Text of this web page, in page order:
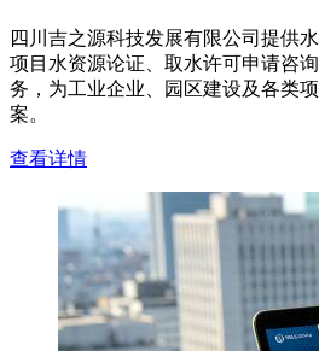
四川吉之源科技发展有限公司提供
项目水资源论证、取水许可申请咨
务，为工业企业、园区建设及各类
案。
查看详情